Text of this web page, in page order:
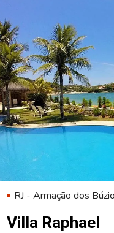
RJ - Armação dos
Villa Raphael